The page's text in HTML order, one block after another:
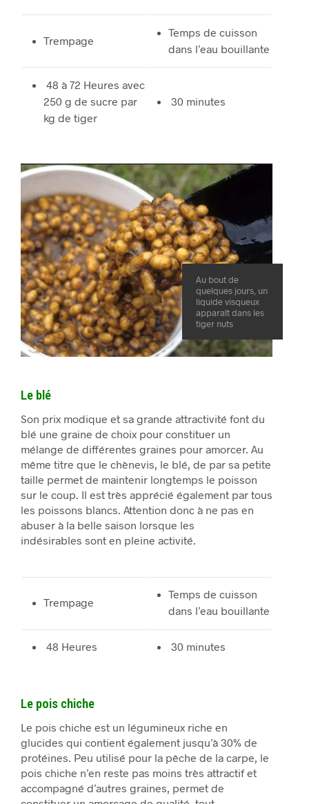
Trempage
Temps de cuisson
dans l’eau bouillante
48 à 72 Heures avec
250 g de sucre par
kg de tiger
30 minutes
Au bout de
quelques jours, un
liquide visqueux
apparaît dans les
tiger nuts
Le blé
Son prix modique et sa grande attractivité font du
blé une graine de choix pour constituer un
mélange de différentes graines pour amorcer. Au
même titre que le chènevis, le blé, de par sa petite
taille permet de maintenir longtemps le poisson
sur le coup. Il est très apprécié également par tous
les poissons blancs. Attention donc à ne pas en
abuser à la belle saison lorsque les
indésirables sont en pleine activité.
Trempage
Temps de cuisson
dans l’eau bouillante
48 Heures 30 minutes
Le pois chiche
Le pois chiche est un légumineux riche en
glucides qui contient également jusqu’à 30% de
protéines. Peu utilisé pour la pêche de la carpe, le
pois chiche n’en reste pas moins très attractif et
accompagné d’autres graines, permet de